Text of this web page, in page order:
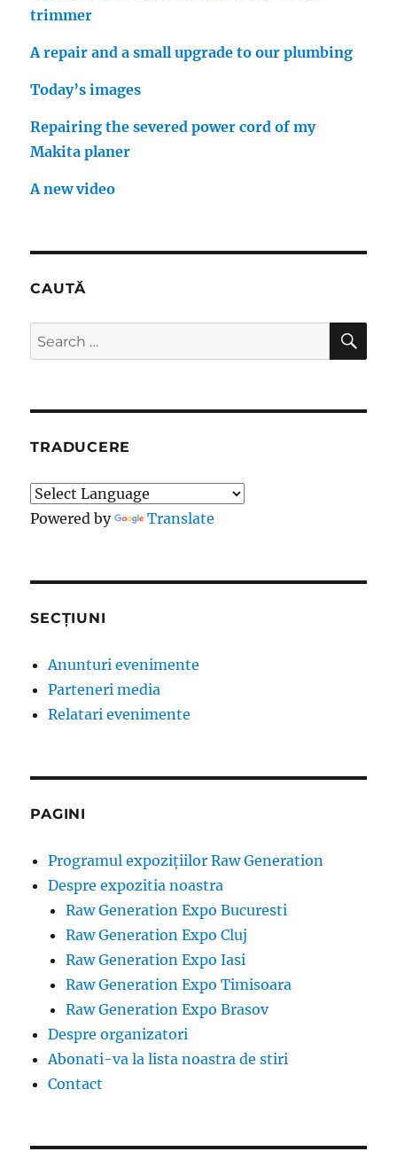
trimmer
A repair and a small upgrade to our plumbing
Today’s images
Repairing the severed power cord of my
Makita planer
A new video
CAUTĂ
Search
for:
TRADUCERE
Powered by Translate
SECȚIUNI
Anunturi evenimente
Parteneri media
Relatari evenimente
PAGINI
Programul expozițiilor Raw Generation
Despre expozitia noastra
Raw Generation Expo Bucuresti
Raw Generation Expo Cluj
Raw Generation Expo Iasi
Raw Generation Expo Timisoara
Raw Generation Expo Brasov
Despre organizatori
Abonati-va la lista noastra de stiri
Contact